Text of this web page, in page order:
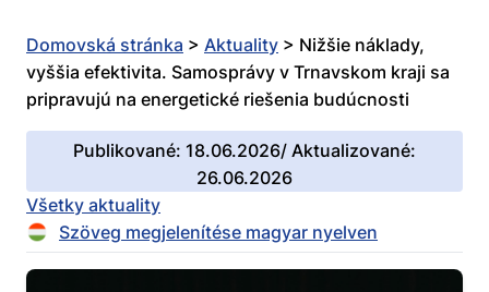
Domovská stránka > Aktuality > Nižšie náklady,
vyššia efektivita. Samosprávy v Trnavskom kraji sa
pripravujú na energetické riešenia budúcnosti
Publikované: 18.06.2026/ Aktualizované:
26.06.2026
Všetky aktuality
Szöveg megjelenítése magyar nyelven